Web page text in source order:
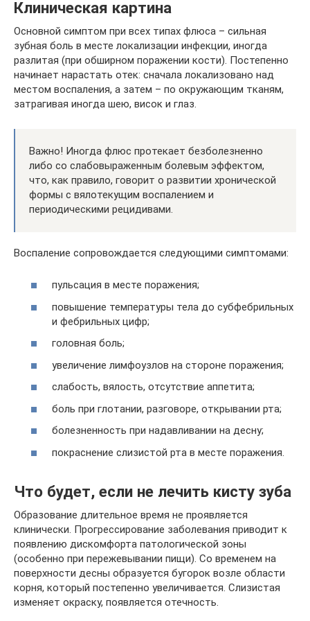
Клиническая картина
Основной симптом при всех типах флюса – сильная
зубная боль в месте локализации инфекции, иногда
разлитая (при обширном поражении кости). Постепенно
начинает нарастать отек: сначала локализовано над
местом воспаления, а затем – по окружающим тканям,
затрагивая иногда шею, висок и глаз.
Важно! Иногда флюс протекает безболезненно
либо со слабовыраженным болевым эффектом,
что, как правило, говорит о развитии хронической
формы с вялотекущим воспалением и
периодическими рецидивами.
Воспаление сопровождается следующими симптомами:
пульсация в месте поражения;
повышение температуры тела до субфебрильных
и фебрильных цифр;
головная боль;
увеличение лимфоузлов на стороне поражения;
слабость, вялость, отсутствие аппетита;
боль при глотании, разговоре, открывании рта;
болезненность при надавливании на десну;
покраснение слизистой рта в месте поражения.
Что будет, если не лечить кисту зуба
Образование длительное время не проявляется
клинически. Прогрессирование заболевания приводит к
появлению дискомфорта патологической зоны
(особенно при пережевывании пищи). Со временем на
поверхности десны образуется бугорок возле области
корня, который постепенно увеличивается. Слизистая
изменяет окраску, появляется отечность.